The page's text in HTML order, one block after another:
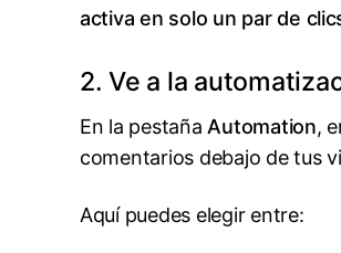
activa en solo un par de
2. Ve a la
En la pestaña Automation,
comentarios debajo de tus
Aquí puedes elegir entre: